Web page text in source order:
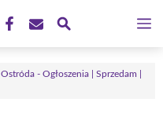
Ostróda - Ogłoszenia | Sprzedam |